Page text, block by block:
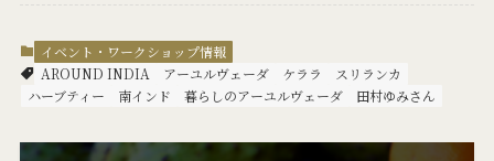
イベント・ワークショップ情報
AROUND INDIA
アーユルヴェーダ ケララ
スリランカ
ハーブティー
南インド 暮らしのアーユルヴェーダ 田村ゆみさん